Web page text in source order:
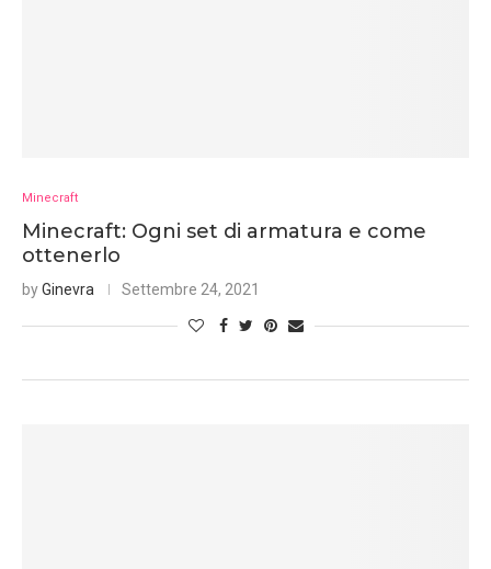
Minecraft
Minecraft: Ogni set di armatura e come
ottenerlo
byGinevra Settembre 24, 2021